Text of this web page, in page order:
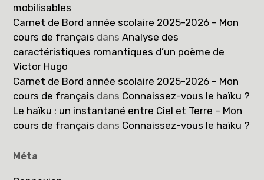
mobilisables
Carnet de Bord année scolaire 2025-2026 – Mon
cours de français dansAnalyse des
caractéristiques romantiques d’un poème de
Victor Hugo
Carnet de Bord année scolaire 2025-2026 – Mon
cours de français dans Connaissez-vous le haïku ?
Le haïku : un instantané entre Ciel et Terre – Mon
cours de français dans Connaissez-vous le haïku ?
Méta